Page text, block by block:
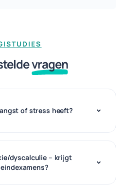
vragen
of stress heeft?
dyscalculie – krijgt